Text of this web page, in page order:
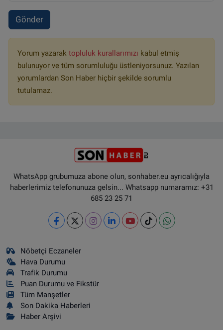
Gönder
Yorum yazarak topluluk kurallarımızı kabul etmiş
bulunuyor ve tüm sorumluluğu üstleniyorsunuz. Yazılan
yorumlardan Son Haber hiçbir şekilde sorumlu
tutulamaz.
WhatsApp grubumuza abone olun, sonhaber.eu ayrıcalığıyla
haberlerimiz telefonunuza gelsin... Whatsapp numaramız: +31
685 23 25 71
Nöbetçi Eczaneler
Hava Durumu
Trafik Durumu
Puan Durumu ve Fikstür
Tüm Manşetler
Son Dakika Haberleri
Haber Arşivi